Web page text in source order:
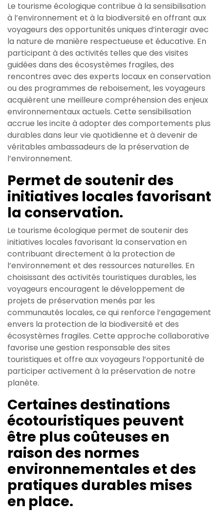
Le tourisme écologique contribue à la sensibilisation
à l’environnement et à la biodiversité en offrant aux
voyageurs des opportunités uniques d’interagir avec
la nature de manière respectueuse et éducative. En
participant à des activités telles que des visites
guidées dans des écosystèmes fragiles, des
rencontres avec des experts locaux en conservation
ou des programmes de reboisement, les voyageurs
acquièrent une meilleure compréhension des enjeux
environnementaux actuels. Cette sensibilisation
accrue les incite à adopter des comportements plus
durables dans leur vie quotidienne et à devenir de
véritables ambassadeurs de la préservation de
l’environnement.
Permet de soutenir des
initiatives locales favorisant
la conservation.
Le tourisme écologique permet de soutenir des
initiatives locales favorisant la conservation en
contribuant directement à la protection de
l’environnement et des ressources naturelles. En
choisissant des activités touristiques durables, les
voyageurs encouragent le développement de
projets de préservation menés par les
communautés locales, ce qui renforce l’engagement
envers la protection de la biodiversité et des
écosystèmes fragiles. Cette approche collaborative
favorise une gestion responsable des sites
touristiques et offre aux voyageurs l’opportunité de
participer activement à la préservation de notre
planète.
Certaines destinations
écotouristiques peuvent
être plus coûteuses en
raison des normes
environnementales et des
pratiques durables mises
en place.